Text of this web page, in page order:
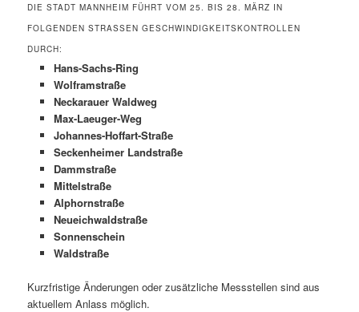
DIE STADT MANNHEIM FÜHRT VOM 25. BIS 28. MÄRZ IN
FOLGENDEN STRASSEN GESCHWINDIGKEITSKONTROLLEN D
URCH:
Hans-Sachs-Ring
Wolframstraße
Neckarauer Waldweg
Max-Laeuger-Weg
Johannes-Hoffart-Straße
Seckenheimer Landstraße
Dammstraße
Mittelstraße
Alphornstraße
Neueichwaldstraße
Sonnenschein
Waldstraße
Kurzfristige Änderungen oder zusätzliche Messstellen sind aus
aktuellem Anlass möglich.